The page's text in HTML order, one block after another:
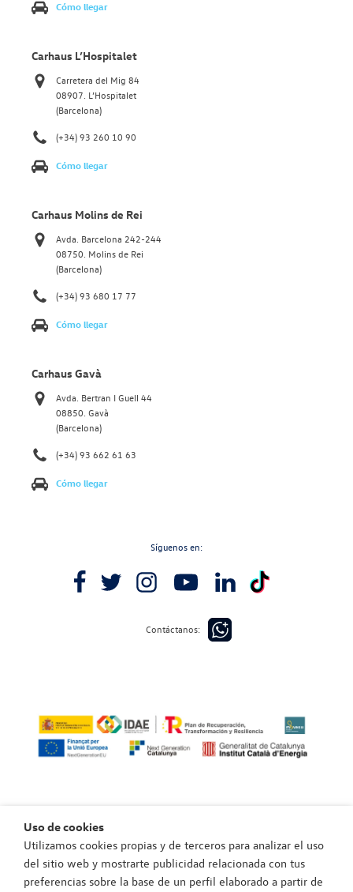
Cómo llegar
Carhaus L’Hospitalet
Carretera del Mig 84
08907. L’Hospitalet
(Barcelona)
(+34) 93 260 10 90
Cómo llegar
Carhaus Molins de Rei
Avda. Barcelona 242-244
08750. Molins de Rei
(Barcelona)
(+34) 93 680 17 77
Cómo llegar
Carhaus Gavà
Avda. Bertran I Guell 44
08850. Gavà
(Barcelona)
(+34) 93 662 61 63
Cómo llegar
Síguenos en:
Contáctanos:
Política de privacidad
Política de cookies
Aviso legal
Uso de cookies
Utilizamos cookies propias y de terceros para analizar el uso
del sitio web y mostrarte publicidad relacionada con tus
preferencias sobre la base de un perfil elaborado a partir de